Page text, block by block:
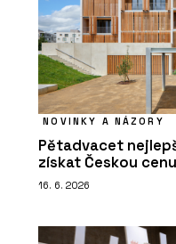
NOVINKY A NÁZORY
Pětadvacet
získat Českou
16. 6. 2026